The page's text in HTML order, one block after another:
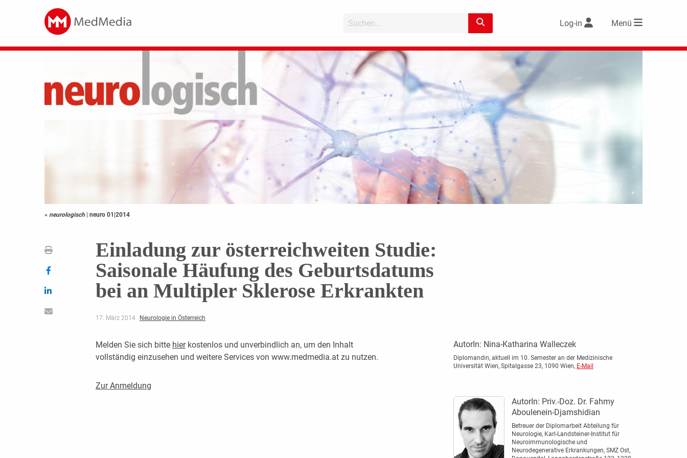
Log-in Menü
« neurologisch | neuro 01|2014
Einladung zur österreichweiten Studie:
Saisonale Häufung des Geburtsdatums
bei an Multipler Sklerose Erkrankten
17. März 2014 Neurologie in Österreich
Melden Sie sich bitte hierkostenlos und unverbindlich an, um den Inhalt
vollständig einzusehen und weitere Services von www.medmedia.at zu nutzen.
Zur Anmeldung
AutorIn: Nina-Katharina Walleczek
Diplomandin, aktuell im 10. Semester an der Medizinische
Universität Wien, Spitalgasse 23, 1090 Wien, E-Mail
AutorIn: Priv.-Doz. Dr. Fahmy
Aboulenein-Djamshidian
Betreuer der Diplomarbeit Abteilung für
Neurologie, Karl-Landsteiner-Institut für
Neuroimmunologische und
Neurodegenerative Erkrankungen, SMZ Ost,